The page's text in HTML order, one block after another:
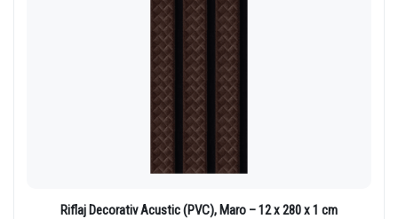
Riflaj Decorativ Acustic (PVC), Maro – 12 x 280 x 1 cm